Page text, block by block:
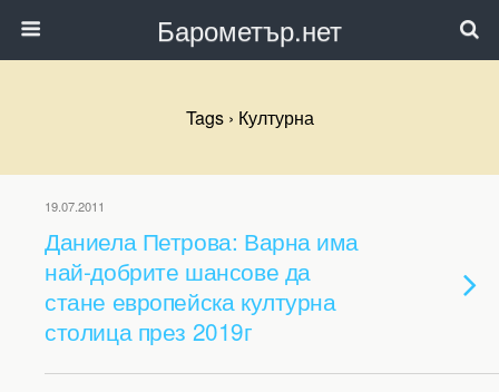
Барометър.нет
Tags › Културна
19.07.2011
Даниела Петрова: Варна има
най-добрите шансове да
стане европейска културна
столица през 2019г